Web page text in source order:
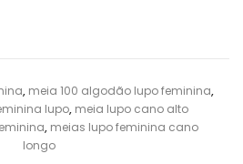
, meia 100 algodão lupo feminina,
lupo, meia lupo cano alto
, meias lupo feminina cano
longo